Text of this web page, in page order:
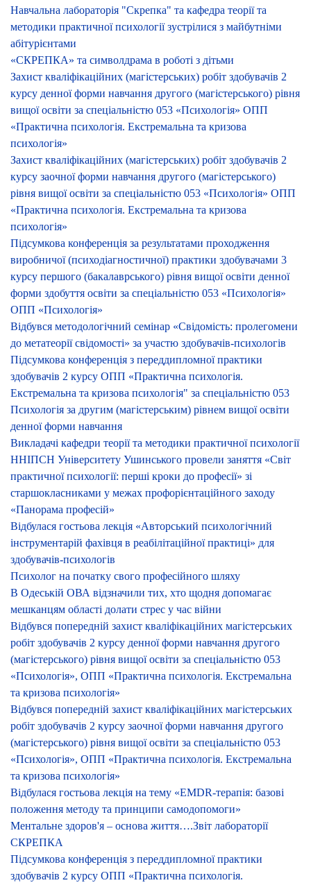
Навчальна лабораторія "Скрепка" та кафедра теорії та
методики практичної психології зустрілися з майбутніми
абітурієнтами
«СКРЕПКА» та символдрама в роботі з дітьми
Захист кваліфікаційних (магістерських) робіт здобувачів 2
курсу денної форми навчання другого (магістерського) рівня
вищої освіти за спеціальністю 053 «Психологія» ОПП
«Практична психологія. Екстремальна та кризова
психологія»
Захист кваліфікаційних (магістерських) робіт здобувачів 2
курсу заочної форми навчання другого (магістерського)
рівня вищої освіти за спеціальністю 053 «Психологія» ОПП
«Практична психологія. Екстремальна та кризова
психологія»
Підсумкова конференція за результатами проходження
виробничої (психодіагностичної) практики здобувачами 3
курсу першого (бакалаврського) рівня вищої освіти денної
форми здобуття освіти за спеціальністю 053 «Психологія»
ОПП «Психологія»
Відбувся методологічний семінар «Свідомість: пролегомени
до метатеорії свідомості» за участю здобувачів-психологів
Підсумкова конференція з переддипломної практики
здобувачів 2 курсу ОПП «Практична психологія.
Екстремальна та кризова психологія" за спеціальністю 053
Психологія за другим (магістерським) рівнем вищої освіти
денної форми навчання
Викладачі кафедри теорії та методики практичної психології
ННІПСН Університету Ушинського провели заняття «Світ
практичної психології: перші кроки до професії» зі
старшокласниками у межах профорієнтаційного заходу
«Панорама професій»
Відбулася гостьова лекція «Авторський психологічний
інструментарій фахівця в реабілітаційної практиці» для
здобувачів-психологів
Психолог на початку свого професійного шляху
В Одеській ОВА відзначили тих, хто щодня допомагає
мешканцям області долати стрес у час війни
Відбувся попередній захист кваліфікаційних магістерських
робіт здобувачів 2 курсу денної форми навчання другого
(магістерського) рівня вищої освіти за спеціальністю 053
«Психологія», ОПП «Практична психологія. Екстремальна
та кризова психологія»
Відбувся попередній захист кваліфікаційних магістерських
робіт здобувачів 2 курсу заочної форми навчання другого
(магістерського) рівня вищої освіти за спеціальністю 053
«Психологія», ОПП «Практична психологія. Екстремальна
та кризова психологія»
Відбулася гостьова лекція на тему «EMDR-терапія: базові
положення методу та принципи самодопомоги»
Ментальне здоров'я – основа життя….Звіт лабораторії
СКРЕПКА
Підсумкова конференція з переддипломної практики
здобувачів 2 курсу ОПП «Практична психологія.